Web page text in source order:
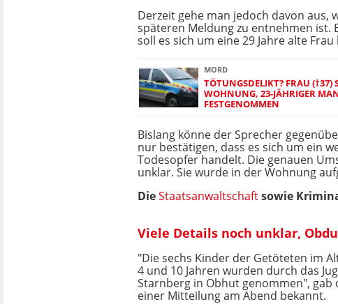
Derzeit gehe man jedoch davon aus,
späteren Meldung zu entnehmen ist.
soll es sich um eine 29 Jahre alte
MORD
TÖTUNGSDELIKT? FRAU (†37)
WOHNUNG, 23-JÄHRIGER
FESTGENOMMEN
Bislang könne der Sprecher
nur bestätigen, dass es sich um ein
Todesopfer handelt. Die genauen
unklar. Sie wurde in der Wohnung
DieStaatsanwaltschaftsowie
Viele Details noch unklar,
"Die sechs Kinder der Getöteten im
4 und 10 Jahren wurden durch das
Starnberg in Obhut genommen", gab
einer Mitteilung am Abend bekannt.